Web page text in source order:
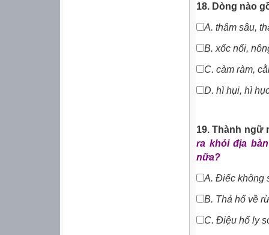
18. Dòng nào
A. thâm sâu,
B. xốc nổi,
C. càm ràm,
D. hì hụi, hì
19. Thành ngữ
ra khỏi địa
nữa?
A. Điếc không
B. Thả hổ về
C. Điệu hổ ly